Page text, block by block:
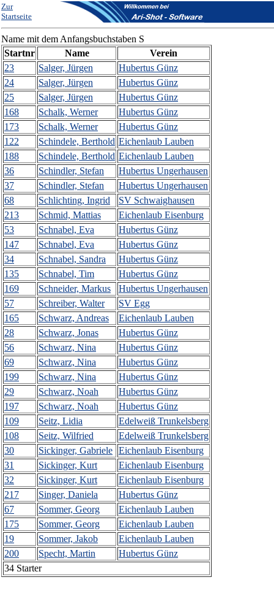
Zur
Startseite
Name mit dem Anfangsbuchstaben S
Startnr
Name
Verein
23
Salger, Jürgen
Hubertus Günz
24
Salger, Jürgen
Hubertus Günz
25
Salger, Jürgen
Hubertus Günz
168
Schalk, Werner
Hubertus Günz
173
Schalk, Werner
Hubertus Günz
122
Schindele, Berthold Eichenlaub Lauben
188
Schindele, Berthold Eichenlaub Lauben
36
Schindler, Stefan
Hubertus Ungerhausen
37
Schindler, Stefan
Hubertus Ungerhausen
68
Schlichting, Ingrid
SV Schwaighausen
213
Schmid, Mattias
Eichenlaub Eisenburg
53
Schnabel, Eva
Hubertus Günz
147
Schnabel, Eva
Hubertus Günz
34
Schnabel, Sandra
Hubertus Günz
135
Schnabel, Tim
Hubertus Günz
169
Schneider, Markus
Hubertus Ungerhausen
57
Schreiber, Walter
SV Egg
165
Schwarz, Andreas
Eichenlaub Lauben
28
Schwarz, Jonas
Hubertus Günz
56
Schwarz, Nina
Hubertus Günz
69
Schwarz, Nina
Hubertus Günz
199
Schwarz, Nina
Hubertus Günz
29
Schwarz, Noah
Hubertus Günz
197
Schwarz, Noah
Hubertus Günz
109
Seitz, Lidia
Edelweiß Trunkelsberg
108
Seitz, Wilfried
Edelweiß Trunkelsberg
30
Sickinger, Gabriele Eichenlaub Eisenburg
31
Sickinger, Kurt
Eichenlaub Eisenburg
32
Sickinger, Kurt
Eichenlaub Eisenburg
217
Singer, Daniela
Hubertus Günz
67
Sommer, Georg
Eichenlaub Lauben
175
Sommer, Georg
Eichenlaub Lauben
19
Sommer, Jakob
Eichenlaub Lauben
200
Specht, Martin
Hubertus Günz
34 Starter